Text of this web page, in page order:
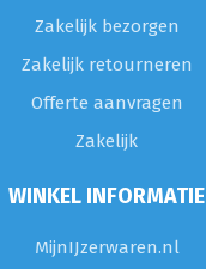
Zakelijk bezorgen
Zakelijk retourneren
Offerte aanvragen
Zakelijk
WINKEL INFORMATIE
MijnIJzerwaren.nl